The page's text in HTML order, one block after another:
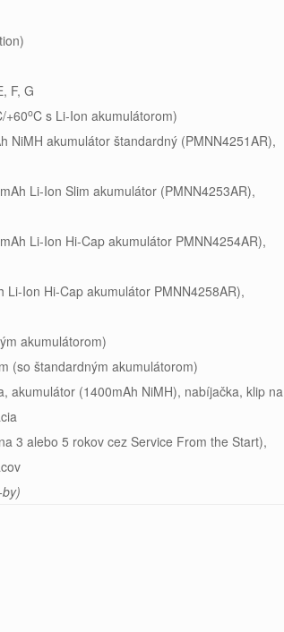
F, G
+60oC s Li-Ion akumulátorom)
NiMH akumulátor štandardný (PMNN4251AR),
Li-Ion Slim akumulátor (PMNN4253AR),
Li-Ion Hi-Cap akumulátor PMNN4254AR),
Li-Ion Hi-Cap akumulátor PMNN4258AR),
akumulátorom)
(so štandardným akumulátorom)
akumulátor (1400mAh NiMH), nabíjačka, klip na
3 alebo 5 rokov cez Service From the Start),